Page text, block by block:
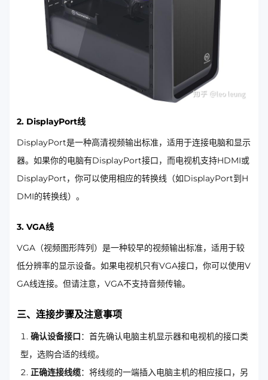
2. DisplayPort线
DisplayPort是一种高清视频输出标准，适用于连接电脑和显示
器。如果你的电脑有DisplayPort接口，而电视机支持HDMI或
DisplayPort，你可以使用相应的转换线（如DisplayPort到H
DMI的转换线）。
3. VGA线
VGA（视频图形阵列）是一种较早的视频输出标准，适用于较
低分辨率的显示设备。如果电视机只有VGA接口，你可以使用V
GA线连接。但请注意，VGA不支持音频传输。
三、连接步骤及注意事项
确认设备接口：首先确认电脑主机显示器和电视机的接口类
型，选购合适的线缆。
正确连接线缆：将线缆的一端插入电脑主机的相应接口，另